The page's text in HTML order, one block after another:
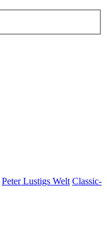
Peter Lustigs Welt Classic-